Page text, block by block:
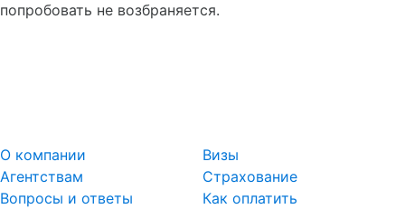
попробовать не возбраняется.
О компании
Агентствам
Вопросы и ответы
Визы
Страхование
Как оплатить